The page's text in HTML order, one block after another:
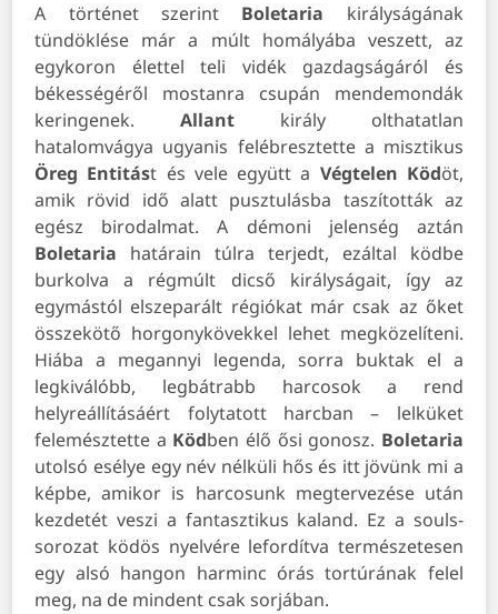
A történet szerint Boletaria királyságának
tündöklése már a múlt homályába veszett, az
egykoron élettel teli vidék gazdagságáról és
békességéről mostanra csupán mendemondák
keringenek.Allant király olthatatlan
hatalomvágya ugyanis felébresztette a misztikus
Öreg Entitást és vele együtt a Végtelen Ködöt,
amik rövid idő alatt pusztulásba taszították az
egész birodalmat. A démoni jelenség aztán
Boletaria határain túlra terjedt, ezáltal ködbe
burkolva a régmúlt dicső királyságait, így az
egymástól elszeparált régiókat már csak az őket
összekötő horgonykövekkel lehet megközelíteni.
Hiába a megannyi legenda, sorra buktak el a
legkiválóbb, legbátrabb harcosok a rend
helyreállításáért folytatott harcban – lelküket
felemésztette a Ködben élő ősi gonosz. Boletaria
utolsó esélye egy név nélküli hős és itt jövünk mi a
képbe, amikor is harcosunk megtervezése után
kezdetét veszi a fantasztikus kaland. Ez a souls-
sorozat ködös nyelvére lefordítva természetesen
egy alsó hangon harminc órás tortúrának felel
meg, na de mindent csak sorjában.